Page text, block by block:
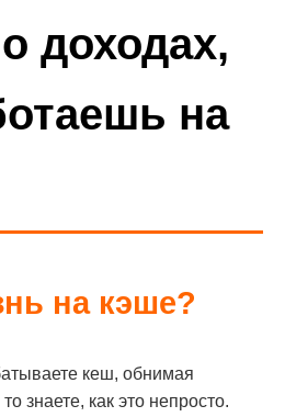
доходах,
на
на кэше?
кеш, обнимая
знаете, как это непросто.